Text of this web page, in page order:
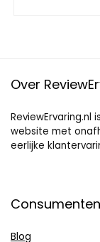
Over
website met
eerlijke
Consumenten
Blog